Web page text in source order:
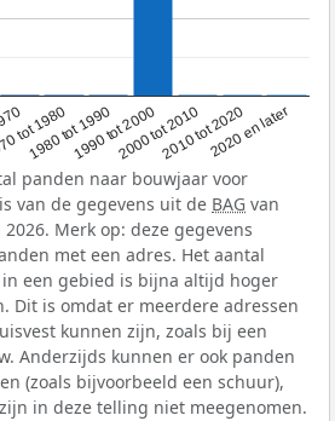
tot 1980
1980 tot 19901990 tot 20002000 tot 20102010 tot 20202020 en later
panden naar bouwjaar voor
van de gegevens uit de BAG van
Merk op: deze gegevens
met een adres. Het aantal
een gebied is bijna altijd hoger
Dit is omdat er meerdere adressen
kunnen zijn, zoals bij een
Anderzijds kunnen er ook panden
(zoals bijvoorbeeld een schuur),
in deze telling niet meegenomen.